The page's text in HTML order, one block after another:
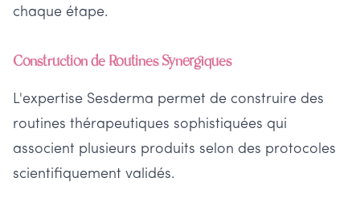
chaque étape.
Construction de Routines Synergiques
L'expertise Sesderma permet de construire des
routines thérapeutiques sophistiquées qui
associent plusieurs produits selon des protocoles
scientifiquement validés.